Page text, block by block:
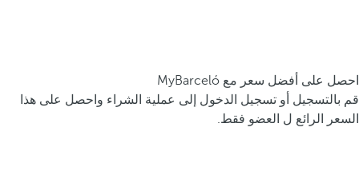
احصل على أفضل سعر مع MyBarceló
قم بالتسجيل أو تسجيل الدخول إلى عملية الشراء واحصل على هذا
السعر الرائع ل العضو فقط.